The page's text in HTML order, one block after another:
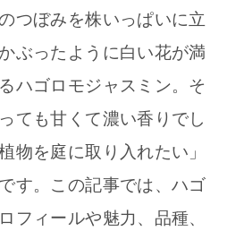
つぼみを株いっぱいに立
ぶったように白い花が満
ハゴロモジャスミン。そ
ても甘くて濃い香りでし
物を庭に取り入れたい」
す。この記事では、ハゴ
フィールや魅力、品種、